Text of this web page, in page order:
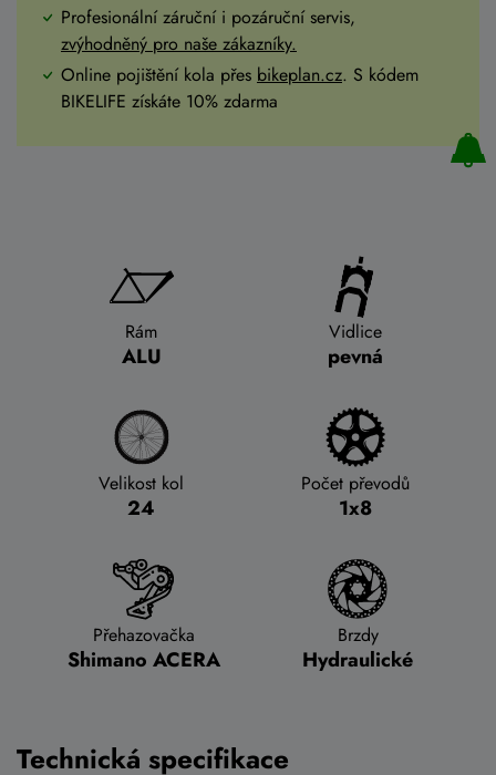
Profesionální záruční i pozáruční servis,
zvýhodněný pro naše zákazníky.
Online pojištění kola přes bikeplan.cz. S kódem
BIKELIFE získáte 10% zdarma
Rám
ALU
Vidlice
pevná
Velikost kol
24
Počet převodů
1x8
Přehazovačka
Shimano ACERA
Brzdy
Hydraulické
Technická specifikace